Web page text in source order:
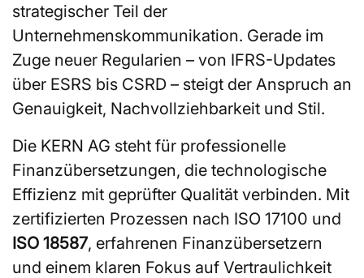
strategischer Teil der
Unternehmenskommunikation. Gerade im
Zuge neuer Regularien – von IFRS-Updates
über ESRS bis CSRD – steigt der Anspruch an
Genauigkeit, Nachvollziehbarkeit und Stil.
Die KERN AG steht für professionelle
Finanzübersetzungen, die technologische
Effizienz mit geprüfter Qualität verbinden. Mit
zertifizierten Prozessen nach ISO 17100 und
ISO 18587, erfahrenen Finanzübersetzern
und einem klaren Fokus auf Vertraulichkeit